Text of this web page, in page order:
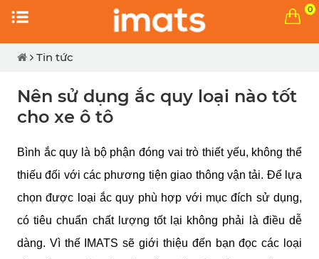
0
Tin tức
Nên sử dụng ắc quy loại nào tốt
cho xe ô tô
Bình ắc quy là bộ phận đóng vai trò thiết yếu, không thể
thiếu đối với các phương tiện giao thông vận tải. Để lựa
chọn được loại ắc quy phù hợp với mục đích sử dụng,
có tiêu chuẩn chất lượng tốt lại không phải là điều dễ
dàng. Vì thế IMATS sẽ giới thiệu đến bạn đọc các loại